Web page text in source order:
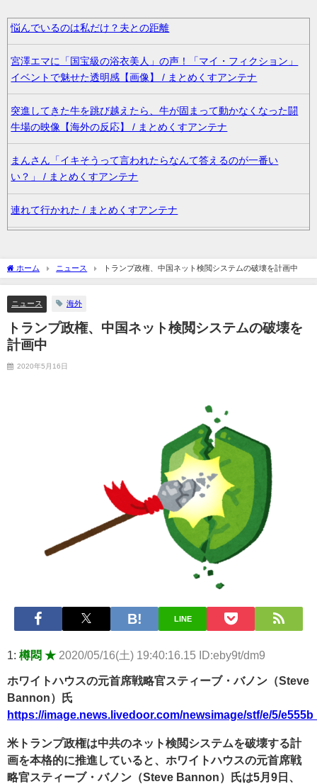
悩んでいるのは私だけ？夫との距離
宮澤エマに「国宝級の浴衣美人」の声！「マイ・フィクション」
イベントで魅せた透明感【画像】 / まとめくすアンテナ
突進してきた牛を跳び越えたら、牛が固まって動かなくなった闘
牛場の映像【海外の反応】 / まとめくすアンテナ
まんさん「イキそうって言われたらなんて答えるのが一番い
い？」 / まとめくすアンテナ
連れて行かれた / まとめくすアンテナ
くすアンテナ
ない言葉が飛び出した… 他 / 2chnaviヘッドライン
クーラーボックス積んで出発→途中で買い足し…50代公務員の“ド
ズｗｗｗｗｗｗｗｗｗｗ 他 / 2chnaviヘッドライン
【画像】人気Vチューバーさん、とんでもない姿を披露ｗｗｗｗｗ
ｗｗｗｗｗ 他 / 2chnaviヘッドライン
【悲報】2050年の日本、独身ボッチ祭りが現実になるとかｗｗｗ
ｗ 他 / 2chnaviヘッドライン
Powered by livedoor 相互RSS
ホーム ニュース トランプ政権、中国ネット検閲システムの破壊を計画中
ニュース 海外
トランプ政権、中国ネット検閲システムの破壊を
計画中
2020年5月16日
LINE
1: 樽悶 ★ 2020/05/16(土) 19:40:16.15 ID:eby9t/dm9
ホワイトハウスの元首席戦略官スティーブ・バノン（Steve
Bannon）氏
https://image.news.livedoor.com/newsimage/stf/e/5/
米トランプ政権は中共のネット検閲システムを破壊する計
画を本格的に推進していると、ホワイトハウスの元首席戦
略官スティーブ・バノン（Steve Bannon）氏は5月9日、